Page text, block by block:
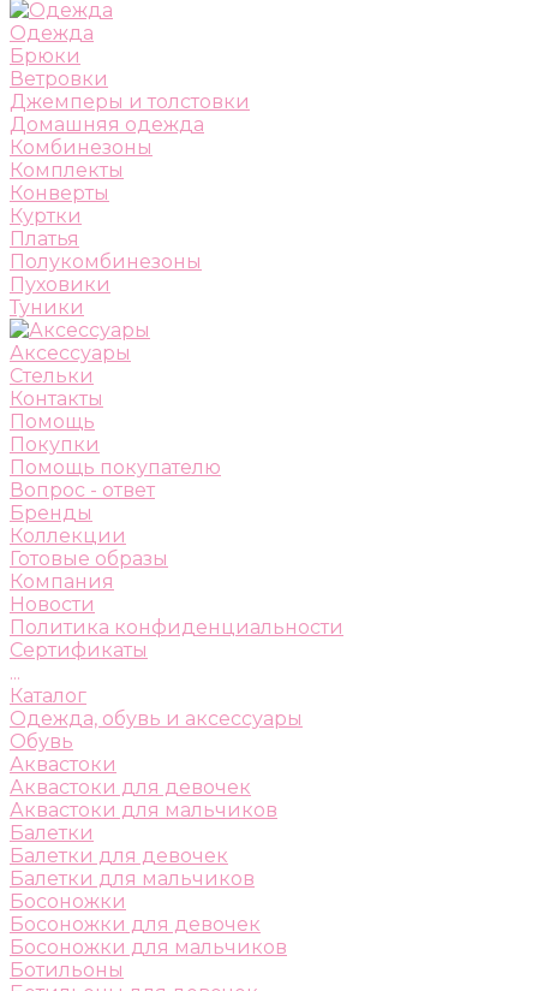
Одежда
Брюки
Ветровки
Джемперы и толстовки
Домашняя одежда
Комбинезоны
Комплекты
Конверты
Куртки
Платья
Полукомбинезоны
Пуховики
Туники
Аксессуары
Стельки
Контакты
Помощь
Покупки
Помощь покупателю
Вопрос - ответ
Бренды
Коллекции
Готовые образы
Компания
Новости
Политика конфиденциальности
Сертификаты
...
Каталог
Одежда, обувь и аксессуары
Обувь
Аквастоки
Аквастоки для девочек
Аквастоки для мальчиков
Балетки
Балетки для девочек
Балетки для мальчиков
Босоножки
Босоножки для девочек
Босоножки для мальчиков
Ботильоны